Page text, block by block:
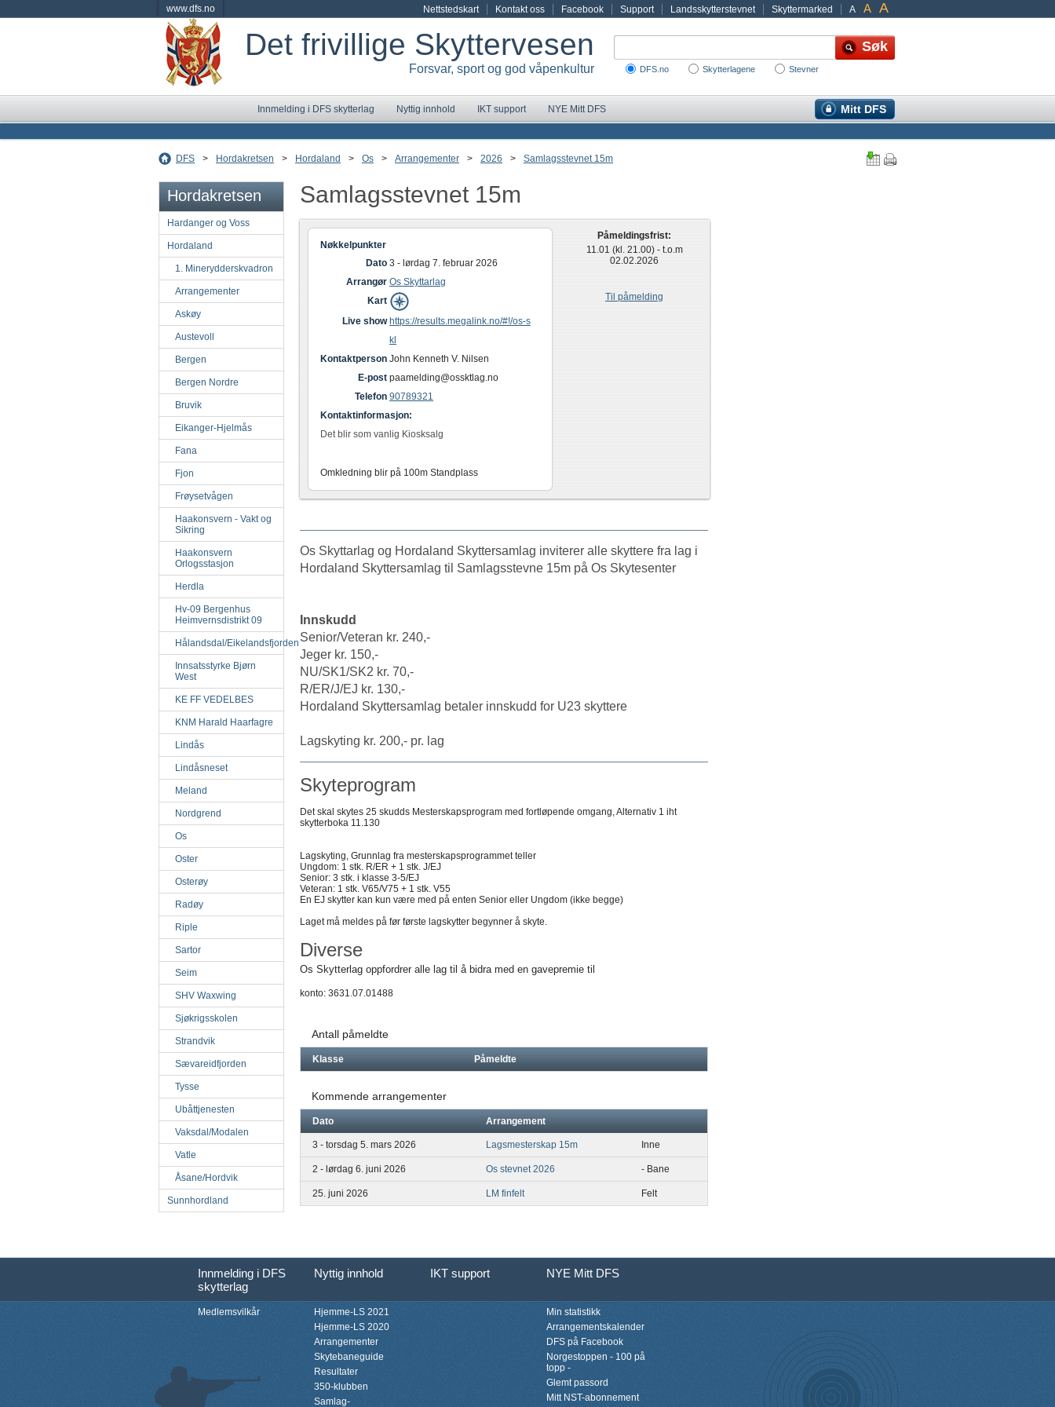
www.dfs.no A A A
Nettstedskart Kontakt oss Facebook Support Landsskytterstevnet Skyttermarked
Det frivillige Skyttervesen
Forsvar, sport og god våpenkultur DFS.no Skytterlagene Stevner
Innmelding i DFS skytterlag Nyttig innhold IKT support Mitt DFS
NYE Mitt DFS
DFS > Hordakretsen > Hordaland > Os > Arrangementer > 2026 > Samlagsstevnet 15m
Hordakretsen
Hardanger og Voss
Hordaland
1. Minerydderskvadron
Arrangementer
Askøy
Austevoll
Bergen
Bergen Nordre
Bruvik
Eikanger-Hjelmås
Fana
Fjon
Frøysetvågen
Haakonsvern - Vakt og
Sikring
Haakonsvern
Orlogsstasjon
Herdla
Hv-09 Bergenhus
Heimvernsdistrikt 09
Hålandsdal/Eikelandsfjorden
Innsatsstyrke Bjørn
West
KE FF VEDELBES
KNM Harald Haarfagre
Lindås
Lindåsneset
Meland
Nordgrend
Os
Oster
Osterøy
Radøy
Riple
Sartor
Seim
SHV Waxwing
Sjøkrigsskolen
Strandvik
Sævareidfjorden
Tysse
Ubåttjenesten
Vaksdal/Modalen
Vatle
Åsane/Hordvik
Sunnhordland
Samlagsstevnet 15m
Nøkkelpunkter
Dato 3 - lørdag 7. februar 2026
Arrangør Os Skyttarlag
Kart
Live show https://results.megalink.no/#!/os-s
kl
Kontaktperson John Kenneth V. Nilsen
E-post paamelding@ossktlag.no
Telefon 90789321
Kontaktinformasjon:
Det blir som vanlig Kiosksalg
Omkledning blir på 100m Standplass
Påmeldingsfrist:
11.01 (kl. 21.00) - t.o.m
02.02.2026
Til påmelding
Os Skyttarlag og Hordaland Skyttersamlag inviterer alle skyttere fra lag i
Hordaland Skyttersamlag til Samlagsstevne 15m på Os Skytesenter
Innskudd
Senior/Veteran kr. 240,-
Jeger kr. 150,-
NU/SK1/SK2 kr. 70,-
R/ER/J/EJ kr. 130,-
Hordaland Skyttersamlag betaler innskudd for U23 skyttere
Lagskyting kr. 200,- pr. lag
Skyteprogram
Det skal skytes 25 skudds Mesterskapsprogram med fortløpende omgang, Alternativ 1 iht
skytterboka 11.130
Lagskyting, Grunnlag fra mesterskapsprogrammet teller
Ungdom: 1 stk. R/ER + 1 stk. J/EJ
Senior: 3 stk. i klasse 3-5/EJ
Veteran: 1 stk. V65/V75 + 1 stk. V55
En EJ skytter kan kun være med på enten Senior eller Ungdom (ikke begge)
Laget må meldes på før første lagskytter begynner å skyte.
Diverse
Os Skytterlag oppfordrer alle lag til å bidra med en gavepremie til
konto: 3631.07.01488
Antall påmeldte
Klasse Påmeldte
Kommende arrangementer
Dato Arrangement
3 - torsdag 5. mars 2026 Lagsmesterskap 15m Inne
2 - lørdag 6. juni 2026 Os stevnet 2026 - Bane
25. juni 2026 LM finfelt Felt
Innmelding i DFS
skytterlag
Nyttig innhold IKT support NYE Mitt DFS
Medlemsvilkår
Hjemme-LS 2021
Hjemme-LS 2020
Arrangementer
Skytebaneguide
Resultater
350-klubben
Samlag-
Min statistikk
Arrangementskalender
DFS på Facebook
Norgestoppen - 100 på
topp -
Glemt passord
Mitt NST-abonnement